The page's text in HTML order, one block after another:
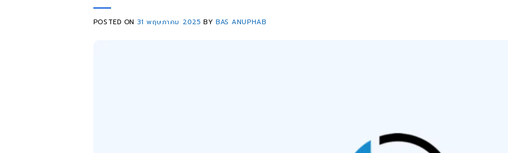
POSTED ON31 พฤษภาคม 2025 BYBAS ANUPHAB